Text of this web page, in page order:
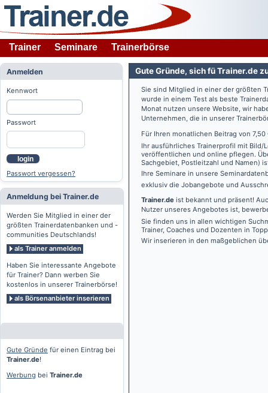
Trainer Seminare Trainerbörse
Anmelden
Kennwort
Passwort
login
Passwort vergessen?
Anmeldung bei Trainer.de
Werden Sie Mitglied in einer der
größten Trainerdatenbanken und -
communities Deutschlands!
als Trainer anmelden
Haben Sie interessante Angebote
für Trainer? Dann werben Sie
kostenlos in unserer Trainerbörse!
als Börsenanbieter inserieren
Gute Gründe für einen Eintrag bei
Trainer.de!
Werbung bei Trainer.de
Gute Gründe, sich fü Trainer.de
Sie sind Mitglied in einer der größten
wurde in einem Test als beste
Monat nutzen unsere Website, wir
Unternehmen, die in unserer
Für Ihren monatlichen Beitrag von
Ihr ausführliches Trainerprofil mit
veröffentlichen und online pflegen.
Sachgebiet, Postleitzahl und Namen)
Ihre Seminare in unsere
exklusiv die Jobangebote und
Trainer.de ist bekannt und präsent!
Nutzer unseres Angebotes ist,
Sie finden uns in allen wichtigen
Trainer, Coaches und Dozenten in
Wir inserieren in den maßgeblichen